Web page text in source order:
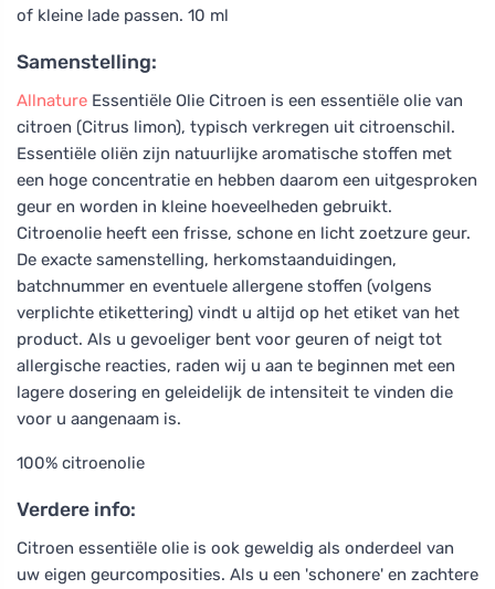
of kleine lade passen. 10 ml
Samenstelling:
Allnature Essentiële Olie Citroen is een essentiële olie van
citroen (Citrus limon), typisch verkregen uit citroenschil.
Essentiële oliën zijn natuurlijke aromatische stoffen met
een hoge concentratie en hebben daarom een uitgesproken
geur en worden in kleine hoeveelheden gebruikt.
Citroenolie heeft een frisse, schone en licht zoetzure geur.
De exacte samenstelling, herkomstaanduidingen,
batchnummer en eventuele allergene stoffen (volgens
verplichte etikettering) vindt u altijd op het etiket van het
product. Als u gevoeliger bent voor geuren of neigt tot
allergische reacties, raden wij u aan te beginnen met een
lagere dosering en geleidelijk de intensiteit te vinden die
voor u aangenaam is.
100% citroenolie
Verdere info:
Citroen essentiële olie is ook geweldig als onderdeel van
uw eigen geurcomposities. Als u een 'schonere' en zachtere